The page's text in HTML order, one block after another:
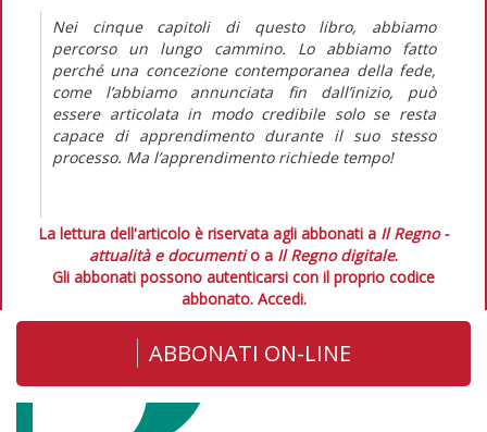
Nei cinque capitoli di questo libro, abbiamo
percorso un lungo cammino. Lo abbiamo fatto
perché una concezione contemporanea della fede,
come l’abbiamo annunciata fin dall’inizio, può
essere articolata in modo credibile solo se resta
capace di apprendimento durante il suo stesso
processo. Ma l’apprendimento richiede tempo!
La lettura dell'articolo è riservata agli abbonati a Il Regno -
attualità e documentio a Il Regno digitale.
Gli abbonati possono autenticarsi con il proprio codice
abbonato. Accedi.
ABBONATI ON-LINE